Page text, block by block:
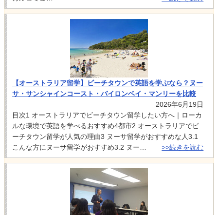
【オーストラリア留学】ビーチタウンで英語を学ぶなら？ヌー
サ・サンシャインコースト・バイロンベイ・マンリーを比較
2026年6月19日
目次1 オーストラリアでビーチタウン留学したい方へ｜ローカ
ルな環境で英語を学べるおすすめ4都市2 オーストラリアでビ
ーチタウン留学が人気の理由3 ヌーサ留学がおすすめな人3.1
こんな方にヌーサ留学がおすすめ3.2 ヌー…
>>続きを読む